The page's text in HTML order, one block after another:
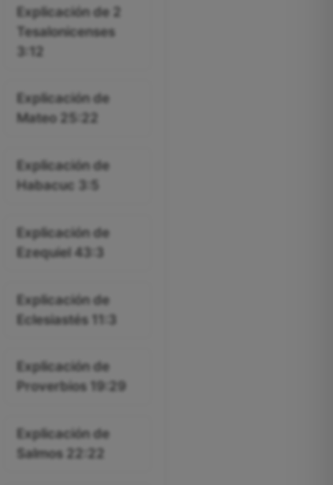
Explicación de 2
Tesalonicenses
3:12
Explicación de
Mateo 25:22
Explicación de
Habacuc 3:5
Explicación de
Ezequiel 43:3
Explicación de
Eclesiastés 11:3
Explicación de
Proverbios 19:29
Explicación de
Salmos 22:22